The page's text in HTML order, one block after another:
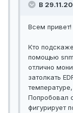
В
Всем привет!
Кто
помощью
отлично
затолкать
Попробовал
фигурирует